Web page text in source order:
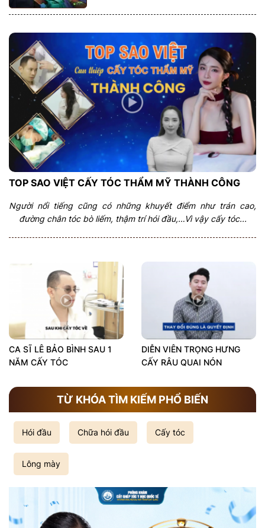
TOP SAO VIỆT CẤY TÓC THẨM MỸ THÀNH CÔNG
Người nổi tiếng cũng có những khuyết điểm như trán cao,
đường chân tóc bò liếm, thậm trí hói đầu,…Vì vậy cấy tóc...
CA SĨ LÊ BẢO BÌNH SAU 1
NĂM CẤY TÓC
DIỄN VIÊN TRỌNG HƯNG
CẤY RÂU QUAI NÓN
TỪ KHÓA TÌM KIẾM PHỔ BIẾN
Hói đầu Chữa hói đầu Cấy tóc
Lông mày